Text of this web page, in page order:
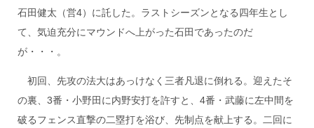
石田健太（営4）に託した。ラストシーズンとなる四年生とし
て、気迫充分にマウンドへ上がった石田であったのだ
が・・・。
初回、先攻の法大はあっけなく三者凡退に倒れる。迎えたそ
の裏、3番・小野田に内野安打を許すと、4番・武藤に左中間を
破るフェンス直撃の二塁打を浴び、先制点を献上する。二回に